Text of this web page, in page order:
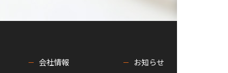
会社情報 お知らせ